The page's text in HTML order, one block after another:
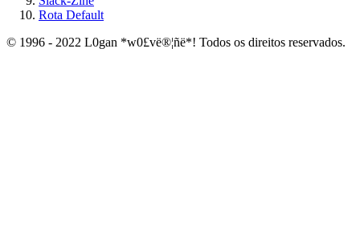
Rota Default
© 1996 - 2022 L0gan *w0£vë®¦ñë*! Todos os direitos reservados.